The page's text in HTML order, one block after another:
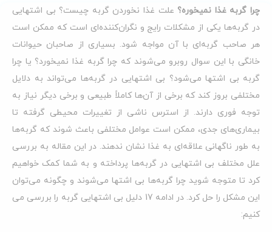
چرا گربه غذا نمیخوره؟ علت غذا نخوردن گربه چیست؟ بی اشتهایی
در گربه‌ها یکی از مشکلات رایج و نگران‌کننده‌ای است که ممکن است
هر صاحب گربه‌ای با آن مواجه شود. بسیاری از صاحبان حیوانات
خانگی با این سوال روبرو می‌شوند که چرا گربه غذا نمیخورد؟ یا چرا
گربه بی اشتها می‌شود؟ بی اشتهایی در گربه‌ها می‌تواند به دلایل
مختلفی بروز کند که برخی از آن‌ها کاملاً طبیعی و برخی دیگر نیاز به
توجه فوری دارند. از استرس ناشی از تغییرات محیطی گرفته تا
بیماری‌های جدی، ممکن است عوامل مختلفی باعث شوند که گربه‌ها
به طور ناگهانی علاقه‌ای به غذا نشان ندهند. در این مقاله به بررسی
علل مختلف بی اشتهایی در گربه‌ها پرداخته و به شما کمک خواهیم
کرد تا متوجه شوید چرا گربه‌ها بی اشتها می‌شوند و چگونه می‌توان
این مشکل را حل کرد. در ادامه 17 دلیل بی اشتهایی گربه را بررسی می
کنیم: